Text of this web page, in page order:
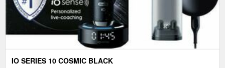
IO SERIES 10 COSMIC BLACK